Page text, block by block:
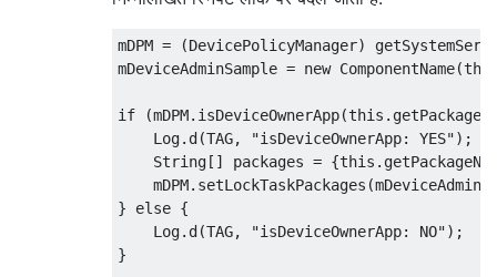
mDPM = (DevicePolicyManager)
mDeviceAdminSample = new
if
    Log.d(TAG, "isDeviceOwnerApp: YES");
String[] packages =
} else {
    Log.d(TAG, "isDeviceOwnerApp: NO");
}